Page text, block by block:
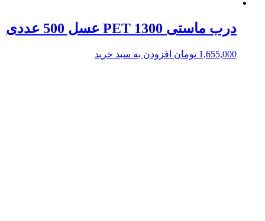
درب ماستی 1300 PET عسل 500 عددی
1,655,000 تومان افزودن به سبد خرید